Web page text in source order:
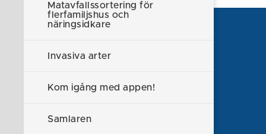
Matavfallssortering för
flerfamiljshus och
näringsidkare
Invasiva arter
Kom igång med appen!
Samlaren